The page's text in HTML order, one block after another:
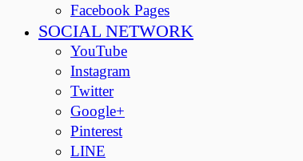
Facebook Pages
SOCIAL NETWORK
YouTube
Instagram
Twitter
Google+
Pinterest
LINE